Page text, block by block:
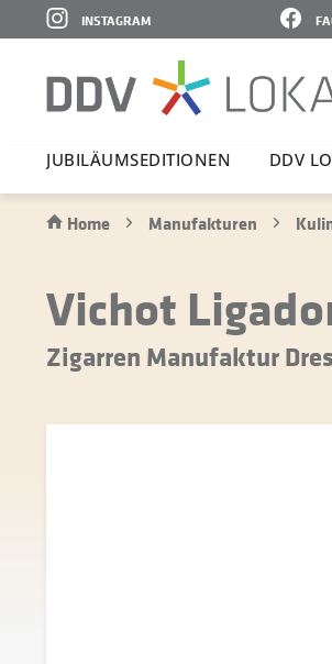
INSTAGRAM
JUBI­LÄ­UMS­E­DI­TIONEN DDV
Home Manufakturen
Vichot
Zigarren Manufaktur